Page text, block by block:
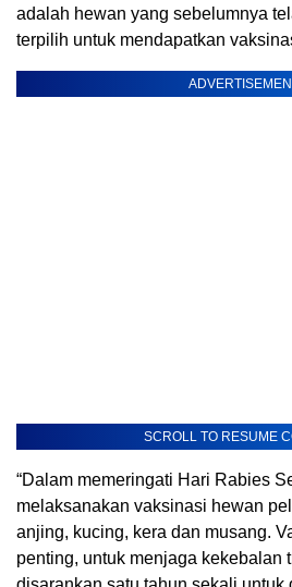
adalah hewan yang sebelumnya
terpilih untuk mendapatkan
SCROLL TO RESUME
“Dalam memeringati Hari Rabies
melaksanakan vaksinasi hewan
anjing, kucing, kera dan musang.
penting, untuk menjaga kekebalan